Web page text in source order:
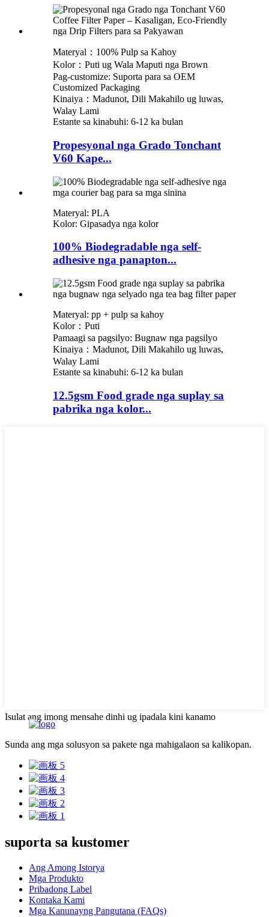
Materyal：100% Pulp sa Kahoy
Kolor：Puti ug Wala Maputi nga Brown
Pag-customize: Suporta para sa OEM
Customized Packaging
Kinaiya：Madunot, Dili Makahilo ug luwas,
Walay Lami
Estante sa kinabuhi: 6-12 ka bulan
Propesyonal nga Grado Tonchant
V60 Kape...
Materyal: PLA
Kolor: Gipasadya nga kolor
100% Biodegradable nga self-
adhesive nga panapton...
Materyal: pp + pulp sa kahoy
Kolor：Puti
Pamaagi sa pagsilyo: Bugnaw nga pagsilyo
Kinaiya：Madunot, Dili Makahilo ug luwas,
Walay Lami
Estante sa kinabuhi: 6-12 ka bulan
12.5gsm Food grade nga suplay sa
pabrika nga kolor...
Isulat ang imong mensahe dinhi ug ipadala kini kanamo
Sunda ang mga solusyon sa pakete nga mahigalaon sa kalikopan.
suporta sa kustomer
Ang Among Istorya
Mga Produkto
Pribadong Label
Kontaka Kami
Mga Kanunayng Pangutana (FAQs)